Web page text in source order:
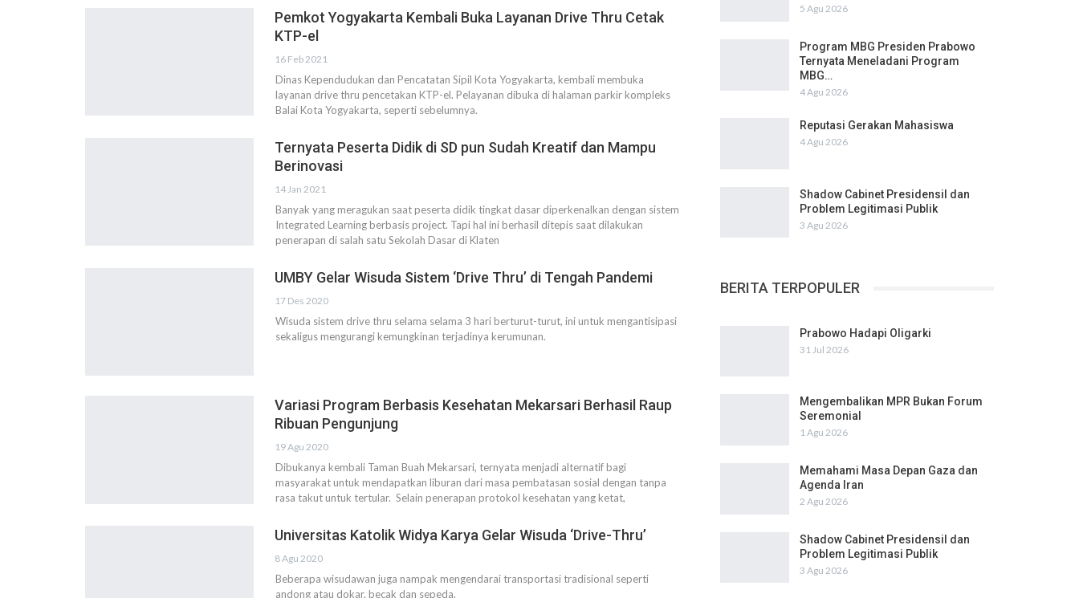
Pemkot Yogyakarta Kembali Buka Layanan Drive Thru Cetak
KTP-el
16 Feb 2021
Dinas Kependudukan dan Pencatatan Sipil Kota Yogyakarta, kembali membuka
layanan drive thru pencetakan KTP-el. Pelayanan dibuka di halaman parkir kompleks
Balai Kota Yogyakarta, seperti sebelumnya.
Ternyata Peserta Didik di SD pun Sudah Kreatif dan Mampu
Berinovasi
14 Jan 2021
Banyak yang meragukan saat peserta didik tingkat dasar diperkenalkan dengan sistem
Integrated Learning berbasis project. Tapi hal ini berhasil ditepis saat dilakukan
penerapan di salah satu Sekolah Dasar di Klaten
UMBY Gelar Wisuda Sistem ‘Drive Thru’ di Tengah Pandemi
17 Des 2020
Wisuda sistem drive thru selama selama 3 hari berturut-turut, ini untuk mengantisipasi
sekaligus mengurangi kemungkinan terjadinya kerumunan.
Variasi Program Berbasis Kesehatan Mekarsari Berhasil Raup
Ribuan Pengunjung
19 Agu 2020
Dibukanya kembali Taman Buah Mekarsari, ternyata menjadi alternatif bagi
masyarakat untuk mendapatkan liburan dari masa pembatasan sosial dengan tanpa
rasa takut untuk tertular. Selain penerapan protokol kesehatan yang ketat,
Universitas Katolik Widya Karya Gelar Wisuda ‘Drive-Thru’
8 Agu 2020
Beberapa wisudawan juga nampak mengendarai transportasi tradisional seperti
andong atau dokar, becak dan sepeda.
5 Agu 2026
Program MBG Presiden Prabowo
Ternyata Meneladani Program
MBG…
4 Agu 2026
Reputasi Gerakan Mahasiswa
4 Agu 2026
Shadow Cabinet Presidensil dan
Problem Legitimasi Publik
3 Agu 2026
BERITA TERPOPULER
Prabowo Hadapi Oligarki
31 Jul 2026
Mengembalikan MPR Bukan Forum
Seremonial
1 Agu 2026
Memahami Masa Depan Gaza dan
Agenda Iran
2 Agu 2026
Shadow Cabinet Presidensil dan
Problem Legitimasi Publik
3 Agu 2026